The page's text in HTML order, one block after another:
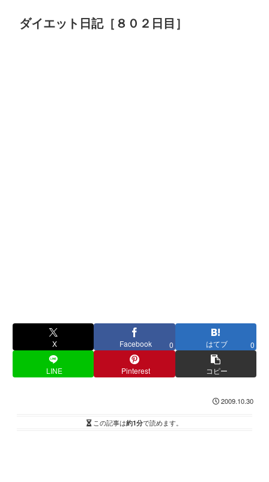
ダイエット日記［８０２日目］
X Facebook 0 はてブ 0
LINE Pinterest コピー
2009.10.30
この記事は約1分で読めます。